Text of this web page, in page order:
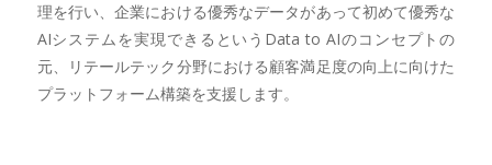
理を行い、企業における優秀なデータがあって初めて優秀な
AIシステムを実現できるというData to AIのコンセプトの
元、リテールテック分野における顧客満足度の向上に向けた
プラットフォーム構築を支援します。